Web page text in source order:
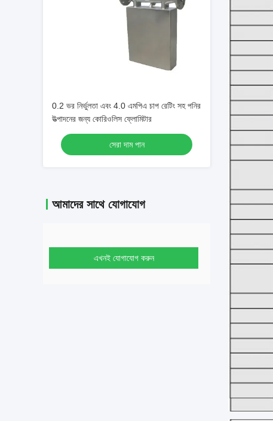
0.2 ভর নির্ভুলতা এবং 4.0 এমপিএ চাপ রেটিং সহ পনির
উত্পাদনের জন্য কোরিওলিস ফ্লোমিটার
সেরা দাম পান
আমাদের সাথে যোগাযোগ
এখনই যোগাযোগ করুন